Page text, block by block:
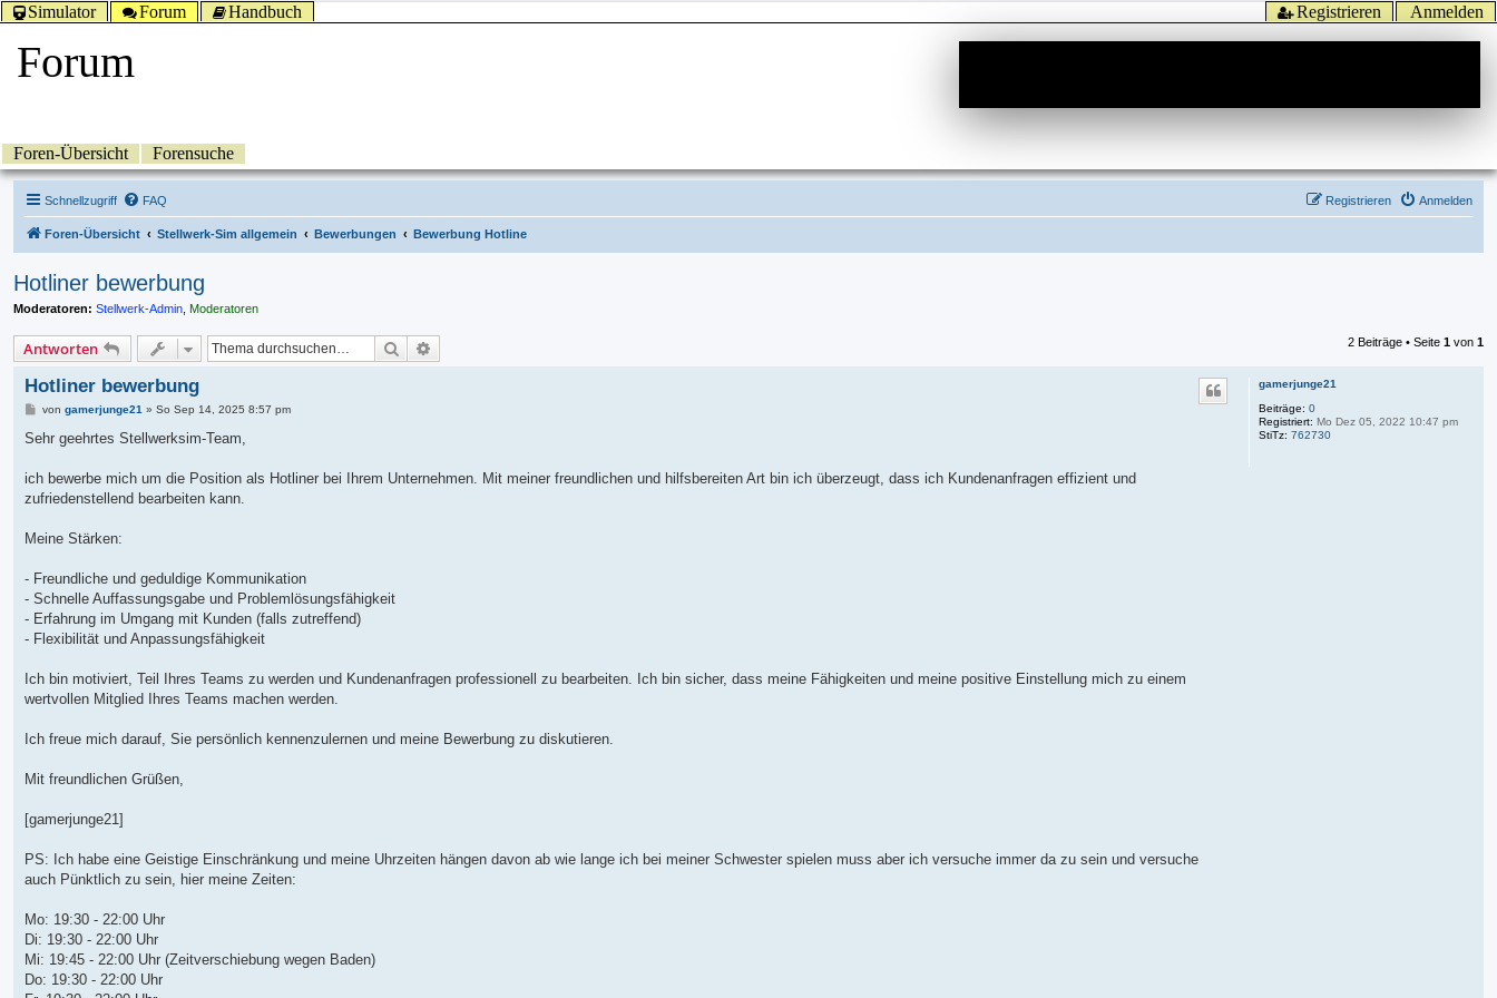
Anmelden
Registrieren
Simulator Forum Handbuch
Forum
Foren-Übersicht Forensuche
Schnellzugriff FAQ Anmelden
Registrieren
Foren-Übersicht Stellwerk-Sim allgemein Bewerbungen Bewerbung Hotline
Hotliner bewerbung
Moderatoren: Stellwerk-Admin Moderatoren
Antworten Suche 2 Beiträge • Seite 1 von 1
gamerjunge21
Beiträge: 0
Registriert: Mo Dez 05, 2022 10:47 pm
StiTz: 762730
Hotliner bewerbung
B
i
a
von gamerjunge21 » So Sep 14, 2025 8:57 pm
Sehr geehrtes Stellwerksim-Team,
ich bewerbe mich um die Position als Hotliner bei Ihrem Unternehmen. Mit meiner freundlichen und hilfsbereiten Art bin ich überzeugt, dass ich Kundenanfragen effizient und
zufriedenstellend bearbeiten kann.
Meine Stärken:
- Freundliche und geduldige Kommunikation
- Schnelle Auffassungsgabe und Problemlösungsfähigkeit
- Erfahrung im Umgang mit Kunden (falls zutreffend)
- Flexibilität und Anpassungsfähigkeit
Ich bin motiviert, Teil Ihres Teams zu werden und Kundenanfragen professionell zu bearbeiten. Ich bin sicher, dass meine Fähigkeiten und meine positive Einstellung mich zu einem
wertvollen Mitglied Ihres Teams machen werden.
Ich freue mich darauf, Sie persönlich kennenzulernen und meine Bewerbung zu diskutieren.
Mit freundlichen Grüßen,
[gamerjunge21]
PS: Ich habe eine Geistige Einschränkung und meine Uhrzeiten hängen davon ab wie lange ich bei meiner Schwester spielen muss aber ich versuche immer da zu sein und versuche
auch Pünktlich zu sein, hier meine Zeiten:
Mo: 19:30 - 22:00 Uhr
Di: 19:30 - 22:00 Uhr
Mi: 19:45 - 22:00 Uhr (Zeitverschiebung wegen Baden)
Do: 19:30 - 22:00 Uhr